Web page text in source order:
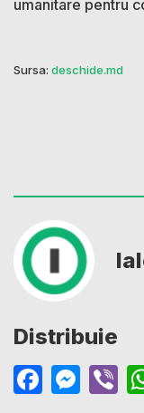
umanitare pentru
Sursa: deschide.md
Distribuie